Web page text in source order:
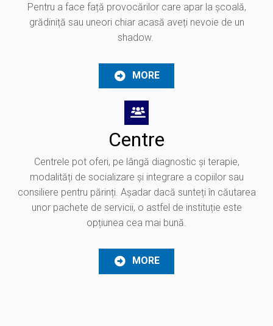
Pentru a face față provocărilor care apar la școală,
grădiniță sau uneori chiar acasă aveți nevoie de un
shadow.
MORE
Centre
Centrele pot oferi, pe lângă diagnostic și terapie,
modalități de socializare și integrare a copiilor sau
consiliere pentru părinți. Așadar dacă sunteți în căutarea
unor pachete de servicii, o astfel de instituție este
opțiunea cea mai bună.
MORE